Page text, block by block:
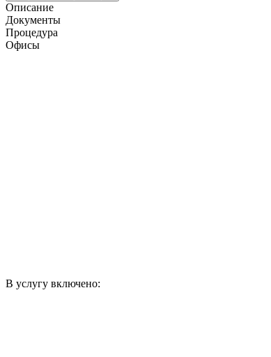
Описание
Документы
Процедура
Офисы
В услугу включено: